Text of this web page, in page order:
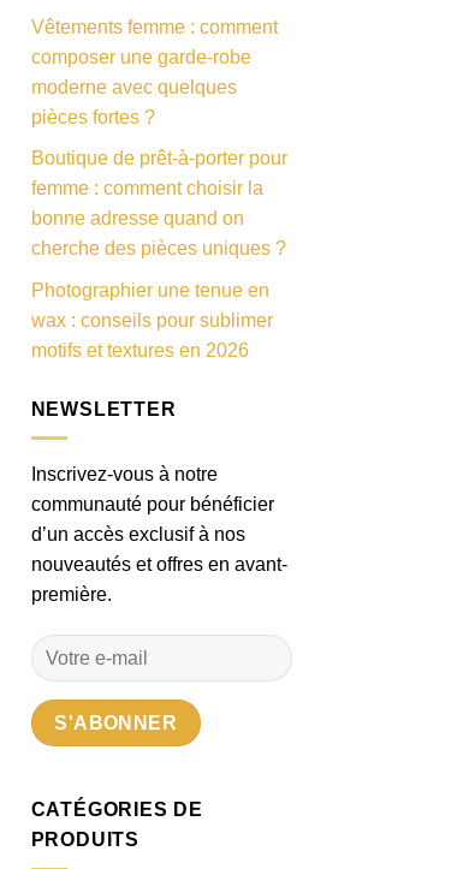
Vêtements femme : comment
composer une garde-robe
moderne avec quelques
pièces fortes ?
Boutique de prêt-à-porter pour
femme : comment choisir la
bonne adresse quand on
cherche des pièces uniques ?
Photographier une tenue en
wax : conseils pour sublimer
motifs et textures en 2026
NEWSLETTER
Inscrivez-vous à notre
communauté pour bénéficier
d’un accès exclusif à nos
nouveautés et offres en avant-
première.
CATÉGORIES DE
PRODUITS